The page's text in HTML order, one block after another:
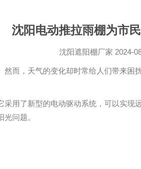
沈阳电动推拉雨棚为市
沈阳遮阳棚厂家 2024-
而，天气的变化却时常给人们带来困
用了新型的电动驱动系统，可以实
问题。